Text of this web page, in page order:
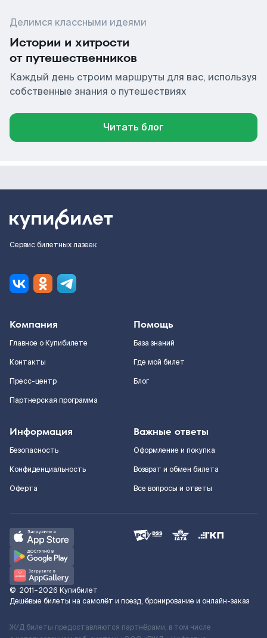
Делимся классными идеями
Истории и хитрости
от путешественников
Каждый день строим маршруты для вас, используя
собственные знания о путешествиях
Читать блог
Сервис билетных лазеек
Компания
Главное о Купибилете
Контакты
Пресс-центр
Партнерская программа
Помощь
База знаний
Где мой билет
Блог
Информация
Безопасность
Конфиденциальность
Оферта
Важные ответы
Оформление и покупка
Возврат и обмен билета
Все вопросы и ответы
© 2011–2026 Купибилет
Дешёвые билеты на самолёт и поезд, бронирование и онлайн-заказ
Ж/Д билеты предоставляются партнёрами, в том числе